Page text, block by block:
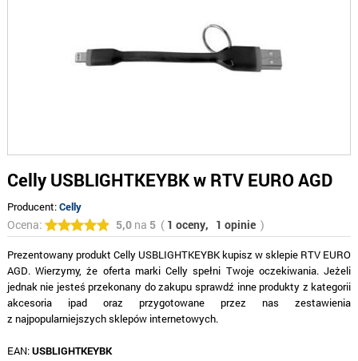
Celly USBLIGHTKEYBK w RTV EURO AGD
Producent:Celly
Ocena: 5,0na 5( 1 oceny, 1 opinie )
Prezentowany produkt Celly USBLIGHTKEYBK kupisz w sklepie RTV EURO
AGD. Wierzymy, że oferta marki Celly spełni Twoje oczekiwania. Jeżeli
jednak nie jesteś przekonany do zakupu sprawdź inne produkty z kategorii
akcesoria ipad oraz przygotowane przez nas zestawienia
z najpopularniejszych sklepów internetowych.
EAN:USBLIGHTKEYBK